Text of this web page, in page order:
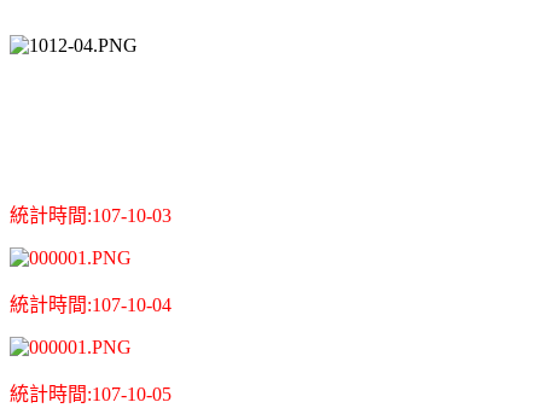
統計時間:107-10-03
統計時間:107-10-04
統計時間:107-10-05